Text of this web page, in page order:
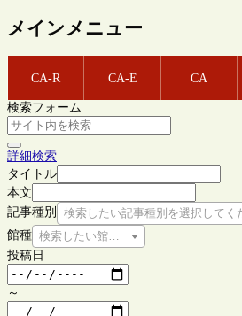
メインメニュー
CA-R CA-E CA
検索フォーム
詳細検索
タイトル
本文
記事種別
検索したい記事種別を選択してく
館種 検索したい館種を選択してください
投稿日
～